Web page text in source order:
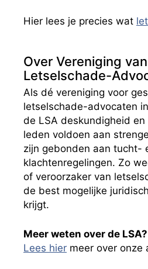
Hier lees je precies wat
Over Vereniging van
Letselschade-
Als dé vereniging voor
letselschade-advocaten
de LSA deskundigheid
leden voldoen aan
zijn gebonden aan tucht-
klachtenregelingen. Zo
of veroorzaker van
de best mogelijke
krijgt.
Meer weten over de LSA?
Lees hier meer over onze